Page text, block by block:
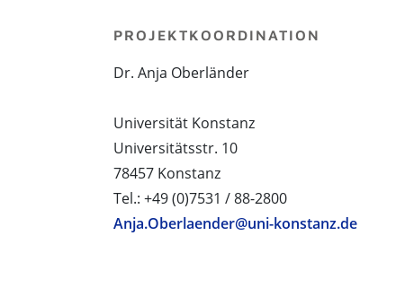
PROJEKTKOORDINATION
Dr. Anja Oberländer
Universität Konstanz
Universitätsstr. 10
78457 Konstanz
Tel.: +49 (0)7531 / 88-2800
Anja.Oberlaender@uni-konstanz.de